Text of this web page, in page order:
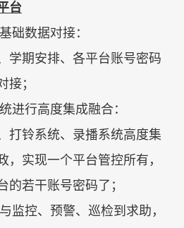
台
础数据对接：
学期安排、各平台账号密码
接；
进行高度集成融合：
打铃系统、录播系统高度集
，实现一个平台管控所有，
的若干账号密码了；
监控、预警、巡检到求助，